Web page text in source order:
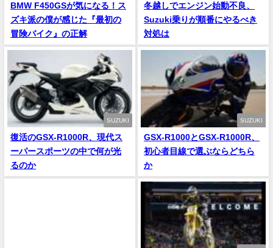
BMW F450GSが気になる！ス
ズキ派の僕が感じた『最初の
冒険バイク』の正解
冬越しでエンジン始動不良、
Suzuki乗りが順番にやるべき
対処は
SUZUKI
復活のGSX-R1000R、現代ス
ーパースポーツの中で何が光
るのか
SUZUKI
GSX-R1000とGSX-R1000R、
初心者目線で選ぶならどちら
か